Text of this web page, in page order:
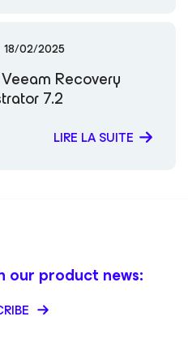
18/02/2025
Recovery
7.2
LIRE LA SUITE
our product news: